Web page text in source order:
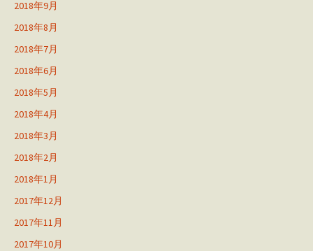
2018年9月
2018年8月
2018年7月
2018年6月
2018年5月
2018年4月
2018年3月
2018年2月
2018年1月
2017年12月
2017年11月
2017年10月